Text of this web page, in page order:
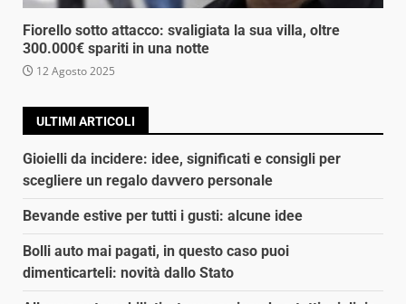
Fiorello sotto attacco: svaligiata la sua villa, oltre
300.000€ spariti in una notte
12 Agosto 2025
ULTIMI ARTICOLI
Gioielli da incidere: idee, significati e consigli per
scegliere un regalo davvero personale
Bevande estive per tutti i gusti: alcune idee
Bolli auto mai pagati, in questo caso puoi
dimenticarteli: novità dallo Stato